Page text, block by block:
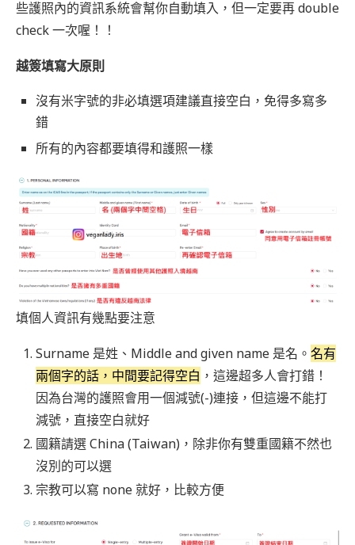
些護照內的資訊系統會幫你自動填入，但一定要再 double
check 一次喔！！
越簽填寫大原則
沒有米字號的非必填選項建議直接空白，免得多寫多
錯
所有的內容都要填得和護照一樣
填個人資訊有幾點要注意
Surname 是姓、Middle and given name 是名。 名有
兩個字的話，中間要記得空白 ，這邊超多人會打錯！
因為台灣的護照會用一個減號(-)連接，但這邊不能打
減號，直接空白就好
國籍請選 China (Taiwan)，除非你有雙重國籍不然也
沒別的可以選
宗教可以寫 none 就好，比較方便